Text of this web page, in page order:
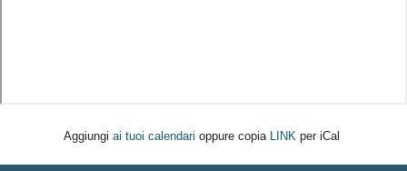
Aggiungi ai tuoi calendari oppure copia LINK per iCal